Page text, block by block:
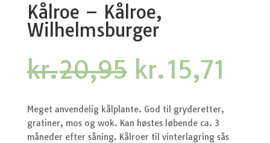
Kålroe – Kålroe,
Wilhelmsburger
kr.20,95 Den
oprindelige
pris
var:
kr.20,95.
kr.15,71
Meget anvendelig kålplante. God til gryderetter,
gratiner, mos og wok. Kan høstes løbende ca. 3
måneder efter såning. Kålroer til vinterlagring sås